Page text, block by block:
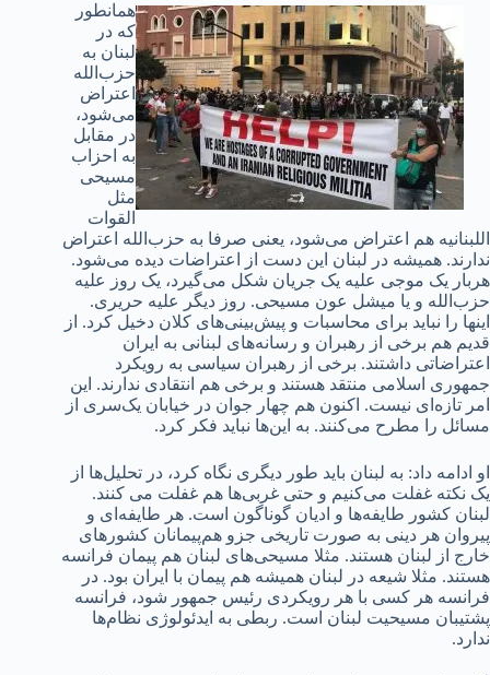
همانطور
که در
لبنان به
حزب‌الله
اعتراض
می‌شود،
در مقابل
به احزاب
مسیحی‌‌
مثل
القوات
اللبنانیه هم اعتراض می‌شود، یعنی صرفا به حزب‌الله اعتراض
ندارند. همیشه در لبنان این دست از اعتراضات دیده می‌شود.
هربار یک موجی علیه یک جریان شکل می‌گیرد، یک روز علیه
حزب‌الله و یا میشل عون مسیحی. روز دیگر علیه حریری.
اینها را نباید برای محاسبات و پیش‌بینی‌های کلان دخیل کرد. از
قدیم هم برخی از رهبران و رسانه‌‌‌های لبنانی به ایران
اعتراضاتی داشتند. برخی از رهبران سیاسی به رویکرد
جمهوری اسلامی منتقد هستند و برخی هم انتقادی ندارند. این
امر تازه‌ای نیست. اکنون هم چهار جوان در خیابان یک‌سری از
مسائل را مطرح می‌کنند. به این‌ها نباید فکر کرد.
او ادامه داد: به لبنان باید طور دیگری نگاه کرد، در تحلیل‌ها از
یک نکته غفلت می‌کنیم و حتی غربی‌ها هم غفلت می کنند.
لبنان کشور طایفه‌ها و ادیان گوناگون است. هر طایفه‌ای و
پیروان هر دینی به صورت تاریخی جزو هم‌پیمانان کشورهای
خارج از لبنان هستند. مثلا مسیحی‌های لبنان هم پیمان فرانسه
هستند. مثلا شیعه در لبنان همیشه هم پیمان با ایران بود. در
فرانسه هر کسی با هر رویکردی رئیس جمهور شود، فرانسه
پشتیبان مسیحیت لبنان است. ربطی به ایدئولوژی‌ نظام‌ها
ندارد.